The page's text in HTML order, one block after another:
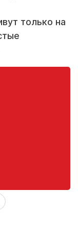
только на